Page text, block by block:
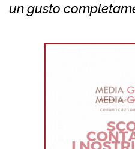
un gusto